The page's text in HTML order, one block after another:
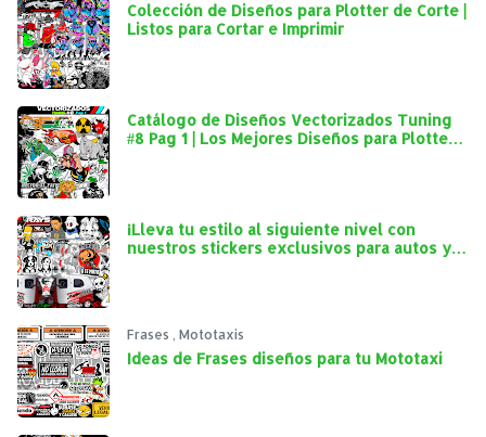
Colección de Diseños para Plotter de Corte |
Listos para Cortar e Imprimir
Catálogo de Diseños Vectorizados Tuning
#8 Pag 1 | Los Mejores Diseños para Plotter
¡Lleva tu estilo al siguiente nivel con
nuestros stickers exclusivos para autos y
Frases , Mototaxis
Ideas de Frases diseños para tu Mototaxi